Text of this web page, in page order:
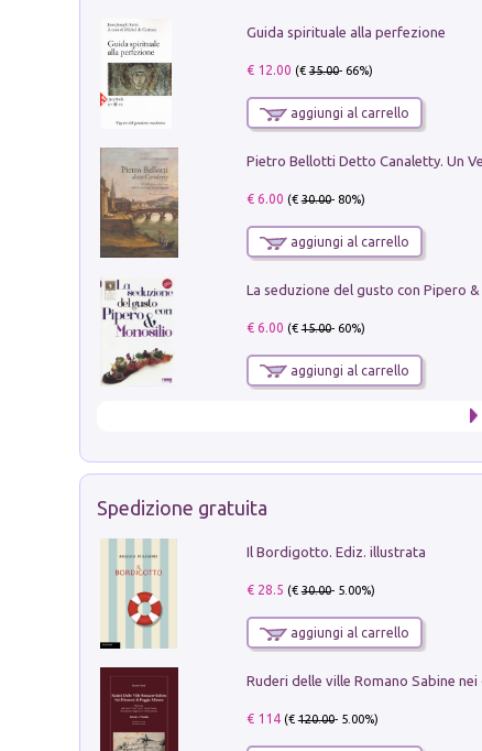
Guida spirituale alla perfezione
€ 12.00 (€35.00- 66%)
aggiungi al carrello
€ 6.00 (€30.00- 80%)
aggiungi al carrello
€ 6.00 (€15.00- 60%)
aggiungi al carrello
Spedizione gratuita
Il Bordigotto. Ediz. illustrata
€ 28.5 (€30.00- 5.00%)
aggiungi al carrello
€ 114(€120.00- 5.00%)